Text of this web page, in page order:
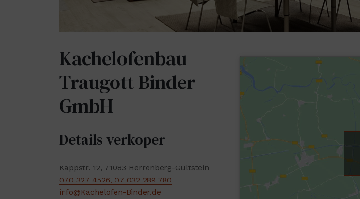
Kachelofenbau
Traugott Binder
GmbH
Details verkoper
Kappstr. 12, 71083 Herrenberg-Gültstein
070 327 4526, 07 032 289 780
info@Kachelofen-Binder.de